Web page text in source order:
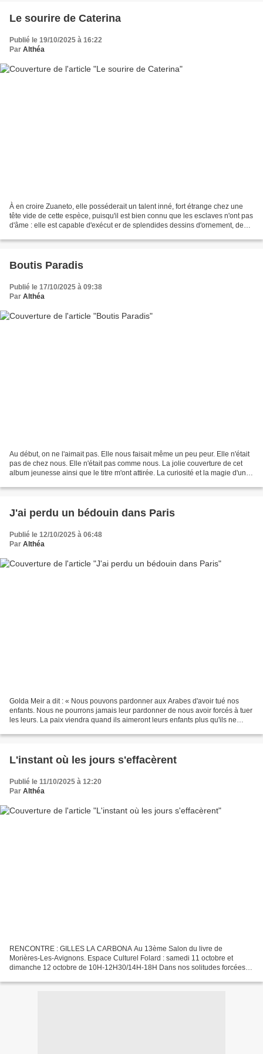
Le sourire de Caterina
Publié le 19/10/2025 à 16:22
Par Althéa
À en croire Zuaneto, elle posséderait un talent inné, fort étrange chez une
tête vide de cette espèce, puisqu'il est bien connu que les esclaves n'ont pas
d'âme : elle est capable d'exécut er de splendides dessins d'ornement, des
Boutis Paradis
Publié le 17/10/2025 à 09:38
Par Althéa
Au début, on ne l'aimait pas. Elle nous faisait même un peu peur. Elle n'était
pas de chez nous. Elle n'était pas comme nous. La jolie couverture de cet
album jeunesse ainsi que le titre m'ont attirée. La curiosité et la magie d'un
J'ai perdu un bédouin dans Paris
Publié le 12/10/2025 à 06:48
Par Althéa
Golda Meir a dit : « Nous pouvons pardonner aux Arabes d'avoir tué nos
enfants. Nous ne pourrons jamais leur pardonner de nous avoir forcés à tuer
les leurs. La paix viendra quand ils aimeront leurs enfants plus qu'ils ne
L'instant où les jours s'effacèrent
Publié le 11/10/2025 à 12:20
Par Althéa
RENCONTRE : GILLES LA CARBONA Au 13ème Salon du livre de
Morières-Les-Avignons. Espace Culturel Folard : samedi 11 octobre et
dimanche 12 octobre de 10H-12H30/14H-18H Dans nos solitudes forcées,